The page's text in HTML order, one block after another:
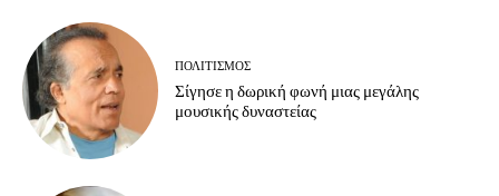
ΠΟΛΙΤΙΣΜΟΣ
Σίγησε η δωρική φωνή μιας μεγάλης
μουσικής δυναστείας